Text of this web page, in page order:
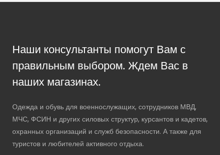
Наши консультанты помогут Вам с
правильным выбором. Ждем Вас в
наших магазинах.
Одежда и обувь для военнослужащих, сотрудников МВД,
МЧС, ФСИН и других силовых структур, курсантов и кадетов,
охранных организаций и служб безопасности. А также для
туристов и любителей активного отдыха.